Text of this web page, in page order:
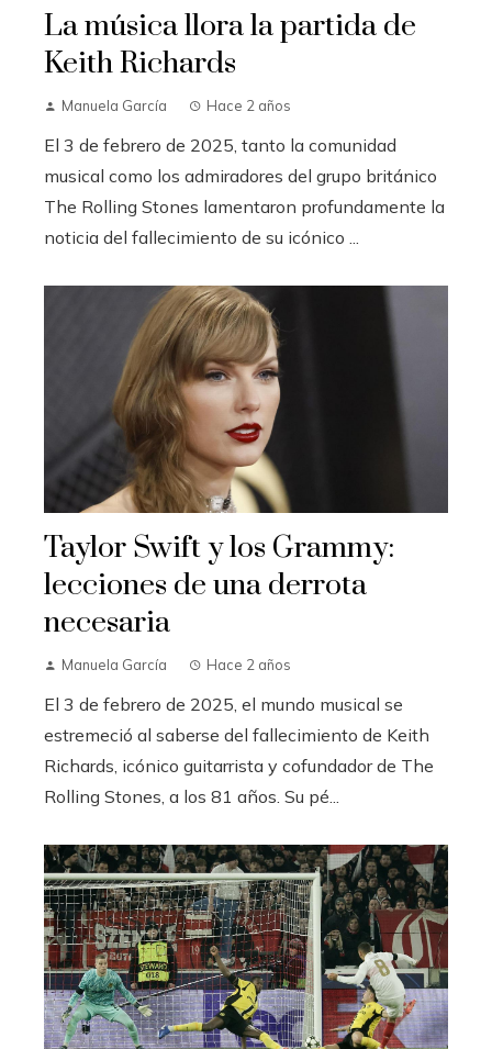
La música llora la partida de
Keith Richards
Manuela García Hace 2 años
El 3 de febrero de 2025, tanto la comunidad
musical como los admiradores del grupo británico
The Rolling Stones lamentaron profundamente la
noticia del fallecimiento de su icónico ...
Taylor Swift y los Grammy:
lecciones de una derrota
necesaria
Manuela García Hace 2 años
El 3 de febrero de 2025, el mundo musical se
estremeció al saberse del fallecimiento de Keith
Richards, icónico guitarrista y cofundador de The
Rolling Stones, a los 81 años. Su pé...